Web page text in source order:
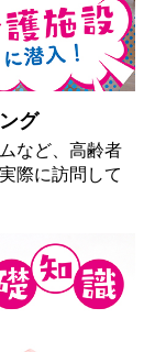
グ
など、高齢者
際に訪問して